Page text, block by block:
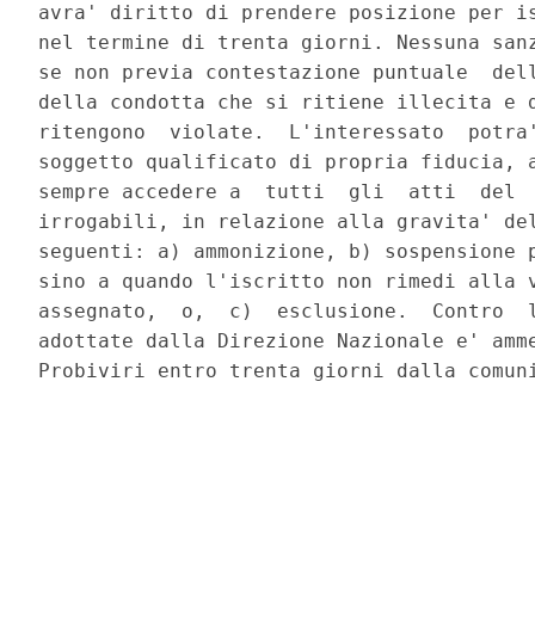
avra' diritto di prendere posizione per
nel termine di trenta giorni. Nessuna
se non previa contestazione puntuale
della condotta che si ritiene illecita e
ritengono  violate.  L'interessato
soggetto qualificato di propria fiducia,
sempre accedere a  tutti  gli  atti  del
irrogabili, in relazione alla gravita'
seguenti: a) ammonizione, b)
sino a quando l'iscritto non rimedi alla
assegnato,  o,  c)  esclusione.
adottate dalla Direzione Nazionale e'
Probiviri entro trenta giorni dalla